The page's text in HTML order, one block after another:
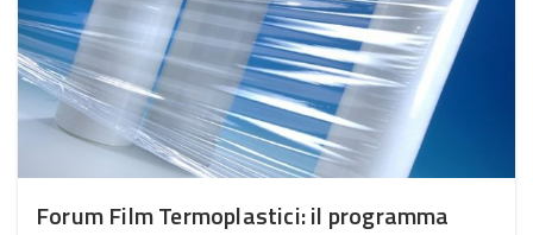
Forum Film Termoplastici: il programma